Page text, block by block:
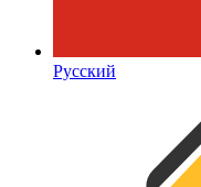
Русский